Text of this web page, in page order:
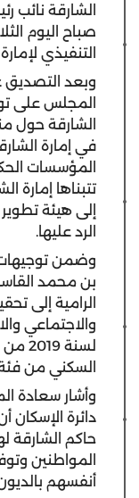
الشارقة نائب
صباح اليوم
التنفيذي
وبعد التصديق
المجلس على
الشارقة حول
في إمارة
المؤسسات
تتبناها إمارة
إلى هيئة
الرد عليها.
وضمن
بن محمد
الرامية إلى
والاجتماعي
السكني من
وأشار سعادة
دائرة الإسكان
حاكم الشارقة
المواطنين
أنفسهم بالديون